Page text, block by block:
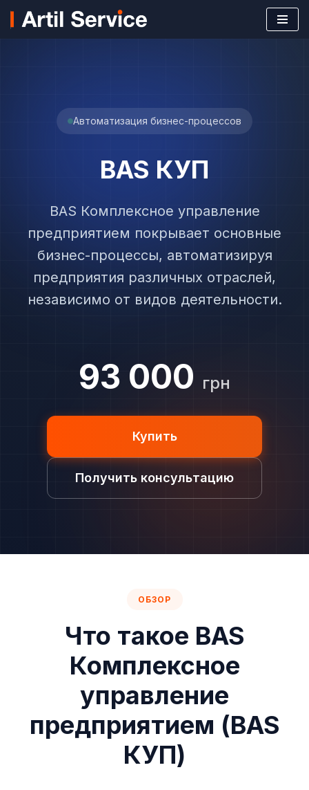
Перейти
Автоматизация бизнес-процессов
BAS КУП
BAS Комплексное управление
предприятием покрывает основные
бизнес-процессы, автоматизируя
предприятия различных отраслей,
независимо от видов деятельности.
93 000 грн
Купить
Получить консультацию
ОБЗОР
Что такое BAS
Комплексное
управление
предприятием (BAS
КУП)